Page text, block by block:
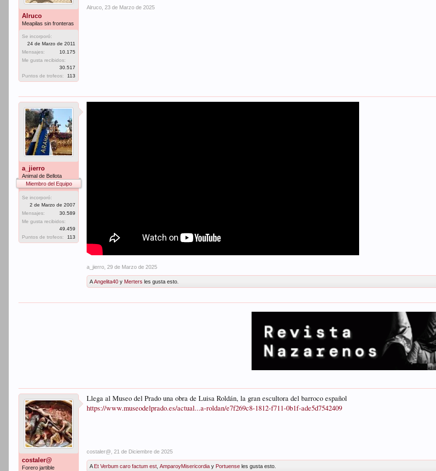
Alruco
Meapilas sin fronteras
Se incorporó:
24 de Marzo de 2011
Mensajes:
10.175
Me gusta recibidos:
30.517
Puntos de trofeos:
113
Alruco 23 de Marzo de 2025
a_jierro
Animal de Bellota
Miembro del Equipo
Se incorporó:
2 de Marzo de 2007
Mensajes:
30.589
Me gusta recibidos:
49.459
Puntos de trofeos:
113
a_jierro 29 de Marzo de 2025
AAngelita40 yMerters les gusta esto.
costaler@
Forero jartible
Llega al Museo del Prado una obra de Luisa Roldán, la gran escultora del barroco español
https://www.museodelprado.es/actual...a-roldan/e7f269c8-1812-f711-0b1f-ade5d7542409
costaler@ 21 de Diciembre de 2025
AEt Verbum caro factum est ,AmparoyMisericordia yPortuense les gusta esto.